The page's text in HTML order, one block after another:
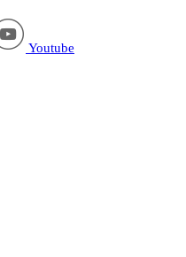
Youtube